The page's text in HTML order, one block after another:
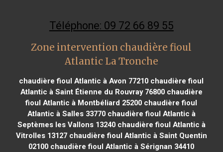
Téléphone: 09 72 66 89 55
Zone intervention chaudière fioul
Atlantic La Tronche
chaudière fioul Atlantic à Avon 77210 chaudière fioul
Atlantic à Saint Étienne du Rouvray 76800chaudière
fioul Atlantic à Montbéliard 25200 chaudière fioul
Atlantic à Salles 33770chaudière fioul Atlantic à
Septèmes les Vallons 13240chaudière fioul Atlantic à
Vitrolles 13127chaudière fioul Atlantic à Saint Quentin
02100 chaudière fioul Atlantic à Sérignan 34410